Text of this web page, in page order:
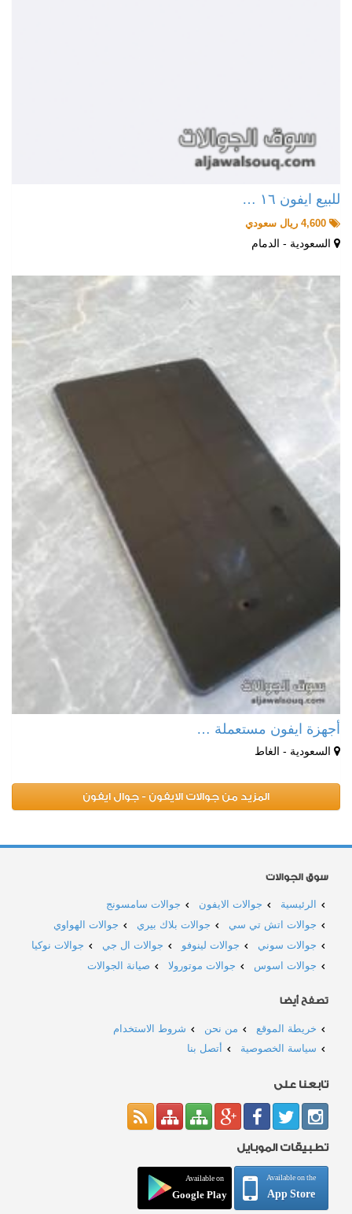
للبيع ايفون ١٦ …
السعودية - الدمام
أجهزة ايفون مستعملة …
السعودية - الغاط
المزيد من جوالات الايفون - جوال ايفون
سوق الجوالات
الرئيسية جوالات الايفون
جوالات سامسونج
جوالات اتش تي سي
جوالات بلاك بيري
جوالات الهواوي
جوالات سوني
جوالات لينوفو جوالات ال جي
جوالات نوكيا
جوالات اسوس
جوالات موتورولا صيانة الجوالات
تصفح أيضا
خريطة الموقع من نحن
شروط الاستخدام
سياسة الخصوصية
أتصل بنا
تابعنا على
تطبيقات الموبايل
Available on the
App Store
Available on
Google Play